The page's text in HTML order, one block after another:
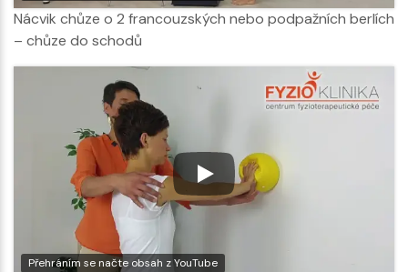
Nácvik chůze o 2 francouzských nebo podpažních berlích
– chůze do schodů
Přehráním se načte obsah z YouTube